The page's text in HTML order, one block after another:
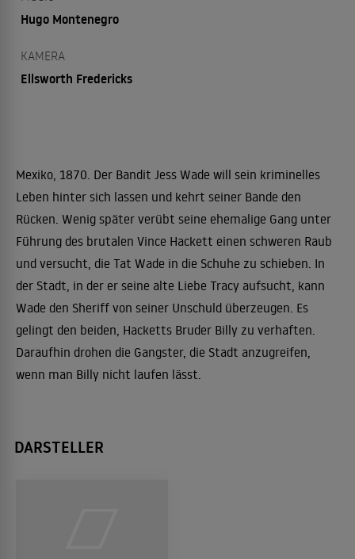
Hugo Montenegro
KAMERA
Ellsworth Fredericks
Mexiko, 1870. Der Bandit Jess Wade will sein kriminelles
Leben hinter sich lassen und kehrt seiner Bande den
Rücken. Wenig später verübt seine ehemalige Gang unter
Führung des brutalen Vince Hackett einen schweren Raub
und versucht, die Tat Wade in die Schuhe zu schieben. In
der Stadt, in der er seine alte Liebe Tracy aufsucht, kann
Wade den Sheriff von seiner Unschuld überzeugen. Es
gelingt den beiden, Hacketts Bruder Billy zu verhaften.
Daraufhin drohen die Gangster, die Stadt anzugreifen,
wenn man Billy nicht laufen lässt.
DARSTELLER